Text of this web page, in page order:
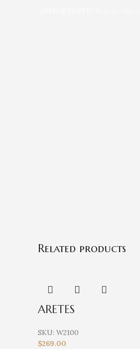
Related products
ARETES
SKU: W2100
$269.00